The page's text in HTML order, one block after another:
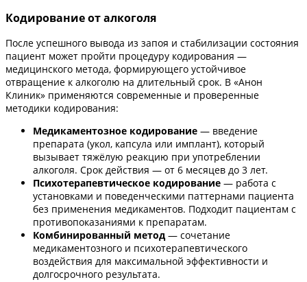
Кодирование от алкоголя
После успешного вывода из запоя и стабилизации состояния
пациент может пройти процедуру кодирования —
медицинского метода, формирующего устойчивое
отвращение к алкоголю на длительный срок. В «Анон
Клиник» применяются современные и проверенные
методики кодирования:
Медикаментозное кодирование — введение
препарата (укол, капсула или имплант), который
вызывает тяжёлую реакцию при употреблении
алкоголя. Срок действия — от 6 месяцев до 3 лет.
Психотерапевтическое кодирование — работа с
установками и поведенческими паттернами пациента
без применения медикаментов. Подходит пациентам с
противопоказаниями к препаратам.
Комбинированный метод — сочетание
медикаментозного и психотерапевтического
воздействия для максимальной эффективности и
долгосрочного результата.